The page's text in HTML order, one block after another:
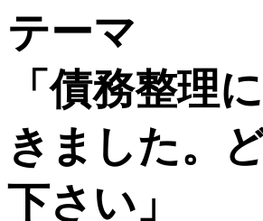
テーマ
「債務整理
きました。
下さい」